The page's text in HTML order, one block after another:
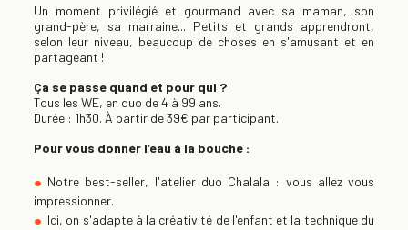
Un moment privilégié et gourmand avec sa maman, son
grand-père, sa marraine... Petits et grands apprendront,
selon leur niveau, beaucoup de choses en s'amusant et en
partageant !
Ça se passe quand et pour qui ?
Tous les WE, en duo de 4 à 99 ans.
Durée : 1h30. À partir de 39€ par participant.
Pour vous donner l’eau à la bouche :
Notre best-seller, l'atelier duo Chalala : vous allez vous
impressionner.
Ici, on s'adapte à la créativité de l'enfant et la technique du